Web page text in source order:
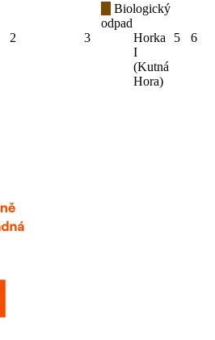
2 3
Biologický
odpad
Horka
I
(Kutná
Hora)
5 6